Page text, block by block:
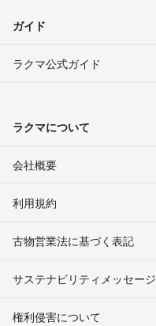
ガイド
ラクマ公式ガイド
ラクマについて
会社概要
利用規約
古物営業法に基づく表記
サステナビリティメッセージ
権利侵害について